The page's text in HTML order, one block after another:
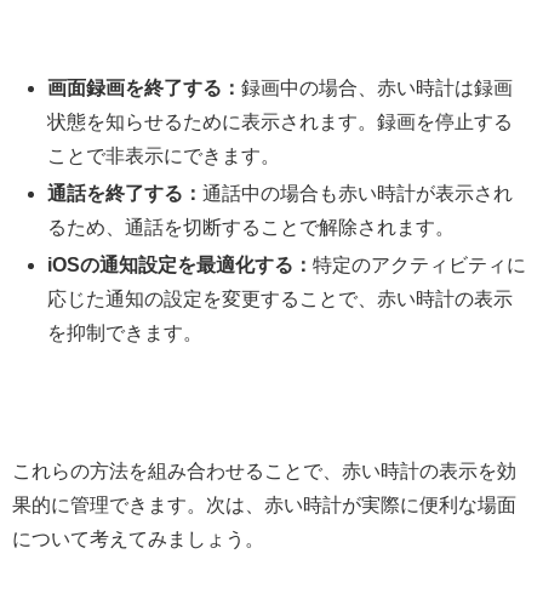
画面録画を終了する：録画中の場合、赤い時計は録画
状態を知らせるために表示されます。録画を停止する
ことで非表示にできます。
通話を終了する：通話中の場合も赤い時計が表示され
るため、通話を切断することで解除されます。
iOSの通知設定を最適化する：特定のアクティビティに
応じた通知の設定を変更することで、赤い時計の表示
を抑制できます。
これらの方法を組み合わせることで、赤い時計の表示を効
果的に管理できます。次は、赤い時計が実際に便利な場面
について考えてみましょう。